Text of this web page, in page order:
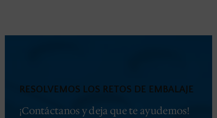
RESOLVEMOS LOS RETOS DE EMBALAJE
¡Contáctanos y deja que te ayudemos!